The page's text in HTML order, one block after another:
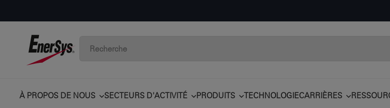
À PROPOS DE NOUS SECTEURS D'ACTIVITÉ PRODUITS TECHNOLOGIECARRIÈRES